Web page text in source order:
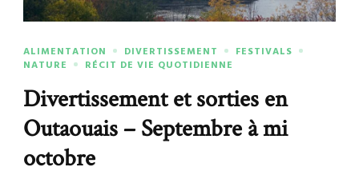
ALIMENTATION DIVERTISSEMENT
FESTIVALS
NATURE
RÉCIT DE VIE QUOTIDIENNE
Divertissement et sorties en
Outaouais – Septembre à mi
octobre